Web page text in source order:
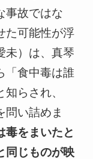
事故ではな
た可能性が浮
未）は、真琴
「食中毒は誰
らされ、
問い詰めま
毒をまいたと
同じものが映